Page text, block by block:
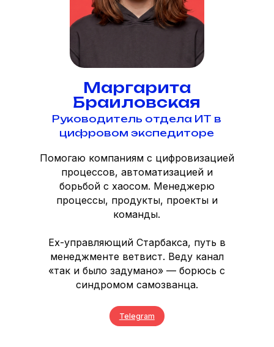
Маргарита
Браиловская
Руководитель отдела ИТ в
цифровом экспедиторе
Помогаю компаниям с цифровизацией
процессов, автоматизацией и
борьбой с хаосом. Менеджерю
процессы, продукты, проекты и
команды.
Ex-управляющий Старбакса, путь в
менеджменте ветвист. Веду канал
«так и было задумано» — борюсь с
синдромом самозванца.
Telegram